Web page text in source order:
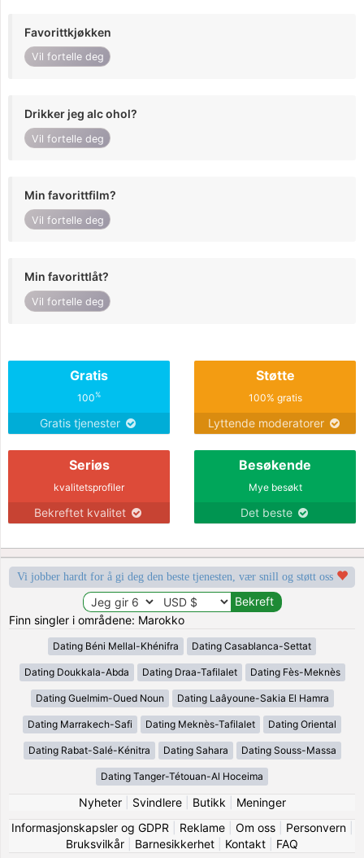
Favorittkjøkken
Vil fortelle deg
Drikker jeg alc ohol?
Vil fortelle deg
Min favorittfilm?
Vil fortelle deg
Min favorittlåt?
Vil fortelle deg
Gratis
100%
Gratis tjenester
Støtte
100% gratis
Lyttende moderatorer
Seriøs
kvalitetsprofiler
Bekreftet kvalitet
Besøkende
Mye besøkt
Det beste
Vi jobber hardt for å gi deg den beste tjenesten, vær snill og støtt oss
Finn singler i områdene: Marokko
Dating Béni Mellal-Khénifra Dating Casablanca-Settat
Dating Doukkala-Abda Dating Draa-Tafilalet Dating Fès-Meknès
Dating Guelmim-Oued Noun Dating Laâyoune-Sakia El Hamra
Dating Marrakech-Safi Dating Meknès-Tafilalet Dating Oriental
Dating Rabat-Salé-Kénitra Dating Sahara Dating Souss-Massa
Dating Tanger-Tétouan-Al Hoceima
Nyheter| Svindlere| Butikk
Meninger
Informasjonskapsler og GDPR
Reklame| Om oss| Personvern|
Bruksvilkår
Barnesikkerhet Kontakt FAQ